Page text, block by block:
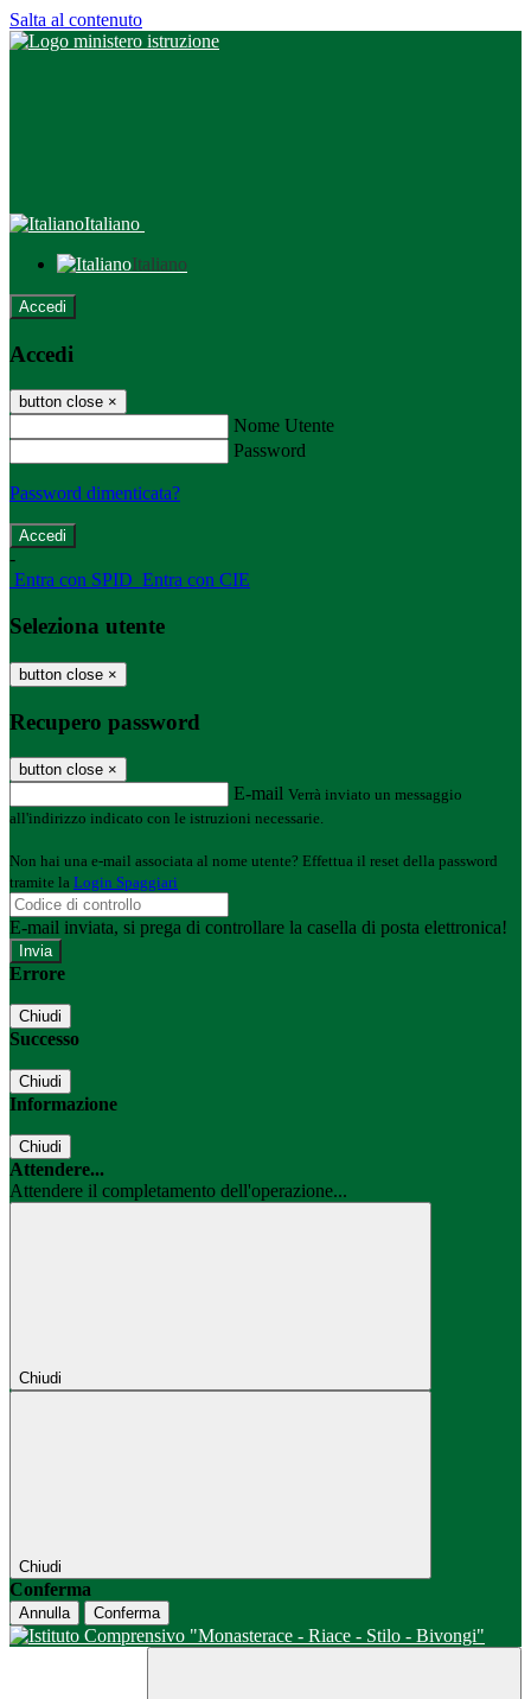
Salta al contenuto
Italiano
Italiano
Accedi
Accedi
button close ×
Nome Utente
Password
Password dimenticata?
-
Entra con SPID Entra con CIE
Seleziona utente
button close ×
Recupero password
button close ×
E-mail Verrà inviato un messaggio
all'indirizzo indicato con le istruzioni necessarie.
Non hai una e-mail associata al nome utente? Effettua il reset della password
tramite la Login Spaggiari
E-mail inviata, si prega di controllare la casella di posta elettronica!
Errore
Chiudi
Successo
Chiudi
Informazione
Chiudi
Attendere...
Attendere il completamento dell'operazione...
Chiudi
Chiudi
Conferma
Annulla Conferma